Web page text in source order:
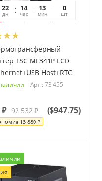
22
дн
14
час
13
мин
19
сек
0
шт
TSC ML341P LCD
Host+RTC
Арт.: 73 455
₽ 92 532₽
13 880 ₽
($947.75)